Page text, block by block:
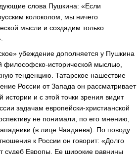
слова Пушкина: «Если
колоколом, мы ничего
мысли и создадим только
убеждение дополняется у Пушкина
философско-исторической мыслью,
тенденцию. Татарское нашествие
России от Запада он рассматривает
истории и с этой точки зрения видит
задачам европейски-христианской
не понимали, по его мнению,
(в лице Чаадаева). По поводу
к России он говорит: «Долго
судеб Европы. Ее широкие равнины